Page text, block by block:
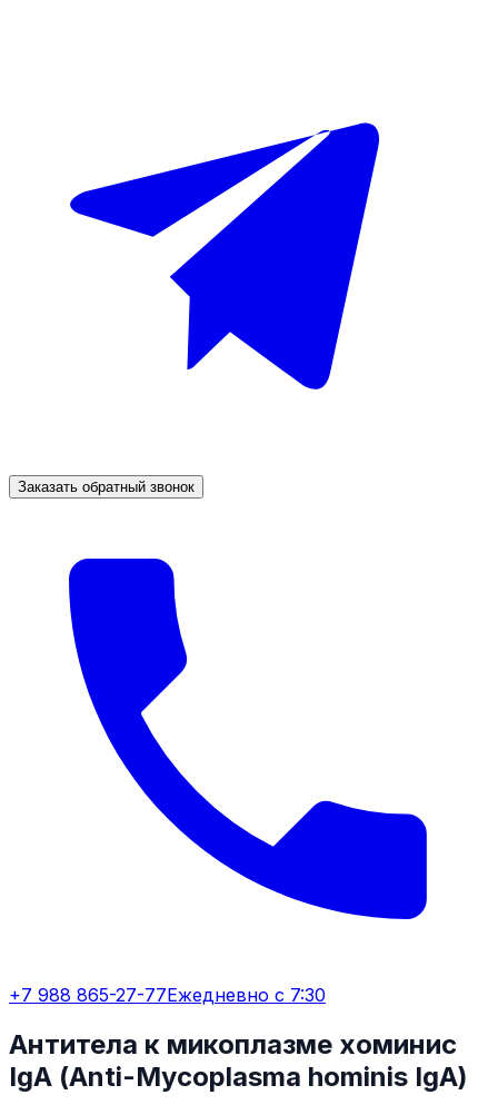
Заказать обратный звонок
+7 988 865-27-77Ежедневно с 7:30
Антитела к микоплазме хоминис
IgА (Anti-Mycoplasma hominis IgА)